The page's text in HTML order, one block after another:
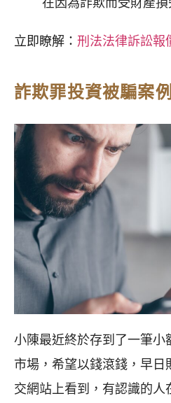
在因為詐欺而受財產損
立即瞭解： 刑法法律訴訟報
詐欺罪投資被騙案例
小陳最近終於存到了一筆小
市場，希望以錢滾錢，早日
交網站上看到，有認識的人